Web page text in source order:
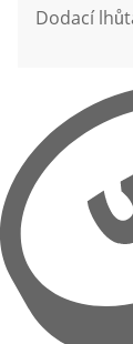
Dodací